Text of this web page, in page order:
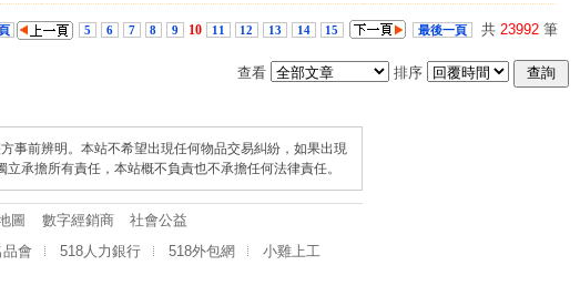
5 6 7 8 9 10 11 12 13 14 15 最後一頁 共 23992 筆
查看 排序 查詢
事前辨明。本站不希望出現任何物品交易糾紛，如果出現
承擔所有責任，本站概不負責也不承擔任何法律責任。
圖 數字經銷商
社會公益
品會 518人力銀行 518外包網
小雞上工